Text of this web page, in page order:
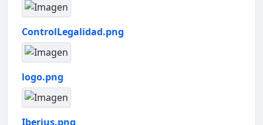
ControlLegalidad.png
logo.png
Iberius.png